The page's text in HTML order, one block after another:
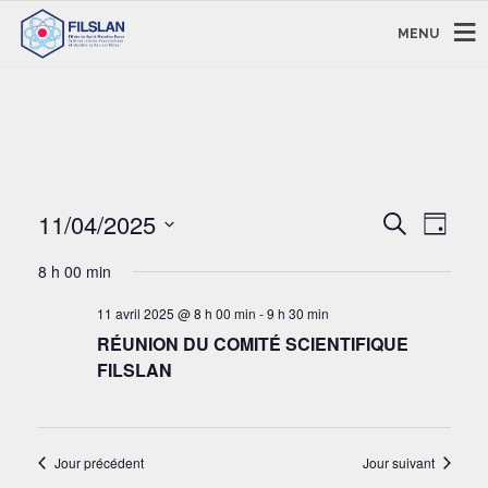
MENU
Recherche
DE
Jour
11/04/2025
une
8 h 00 min
11 avril 2025 @ 8 h 00 min -9 h 30 min
RÉUNION DU COMITÉ SCIENTIFIQUE
FILSLAN
Jour précédent Jour suivant